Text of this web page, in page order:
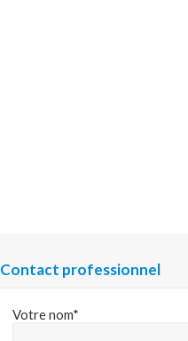
Contact professionnel
Votre nom*